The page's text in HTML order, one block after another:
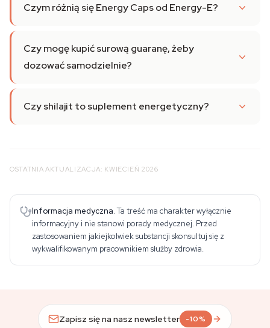
Czym różnią się Energy Caps od Energy-E?
Czy mogę kupić surową guaranę, żeby
dozować samodzielnie?
Czy shilajit to suplement energetyczny?
OSTATNIA AKTUALIZACJA: KWIECIEŃ 2026
Informacja medyczna. Ta treść ma charakter wyłącznie
informacyjny i nie stanowi porady medycznej. Przed
zastosowaniem jakiejkolwiek substancji skonsultuj się z
wykwalifikowanym pracownikiem służby zdrowia.
Zapisz się na nasz newsletter -10%